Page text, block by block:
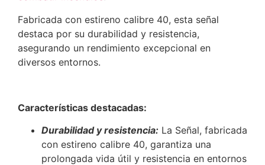
Fabricada con estireno calibre 40, esta señal
destaca por su durabilidad y resistencia,
asegurando un rendimiento excepcional en
diversos entornos.
Características destacadas:
Durabilidad y resistencia: La Señal, fabricada
con estireno calibre 40, garantiza una
prolongada vida útil y resistencia en entornos